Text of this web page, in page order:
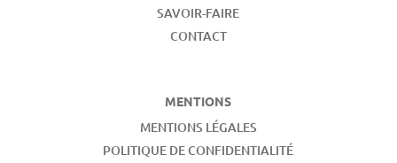
SAVOIR-FAIRE
CONTACT
MENTIONS
MENTIONS LÉGALES
POLITIQUE DE CONFIDENTIALITÉ